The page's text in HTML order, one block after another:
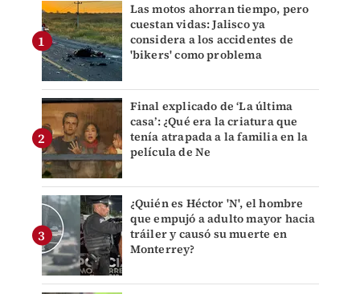
Las motos ahorran tiempo, pero
cuestan vidas: Jalisco ya
considera a los accidentes de
'bikers' como problema
Final explicado de ‘La última
casa’: ¿Qué era la criatura que
tenía atrapada a la familia en la
película de Ne
¿Quién es Héctor 'N', el hombre
que empujó a adulto mayor hacia
tráiler y causó su muerte en
Monterrey?